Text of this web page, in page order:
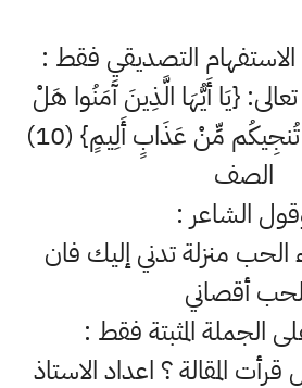
{يَا أَيُّهَا الَّذِينَ آَمَنُوا هَلْ
أَدُلُّكُمْ عَلَى تِجَارَةٍ تُنجِيكُم مِّنْ عَذَابٍ أَلِيمٍ} (10)
الصف
الشاعر :
الحب منزلة تدني إليك فان
أقصاني
المقالة ؟ اعداد الاستاذ